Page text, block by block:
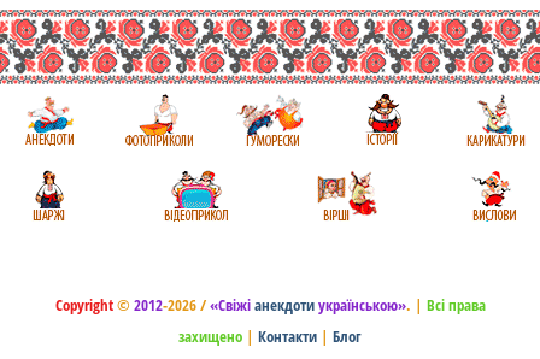
Copyright© 2012-2026 /«Свіжіанекдотиукраїнською». | Всі права
захищено | Контакти | Блог